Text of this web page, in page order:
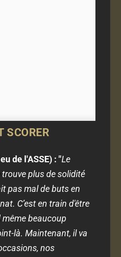
SCORER
de l'ASSE) : "Le
plus de solidité
pas mal de buts en
C’est en train d'être
beaucoup
là. Maintenant, il va
nos